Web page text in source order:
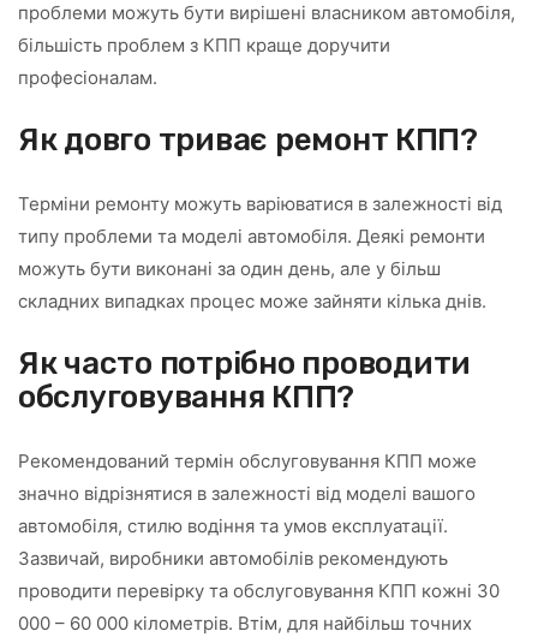
проблеми можуть бути вирішені власником автомобіля,
більшість проблем з КПП краще доручити
професіоналам.
Як довго триває ремонт КПП?
Терміни ремонту можуть варіюватися в залежності від
типу проблеми та моделі автомобіля. Деякі ремонти
можуть бути виконані за один день, але у більш
складних випадках процес може зайняти кілька днів.
Як часто потрібно проводити
обслуговування КПП?
Рекомендований термін обслуговування КПП може
значно відрізнятися в залежності від моделі вашого
автомобіля, стилю водіння та умов експлуатації.
Зазвичай, виробники автомобілів рекомендують
проводити перевірку та обслуговування КПП кожні 30
000 – 60 000 кілометрів. Втім, для найбільш точних